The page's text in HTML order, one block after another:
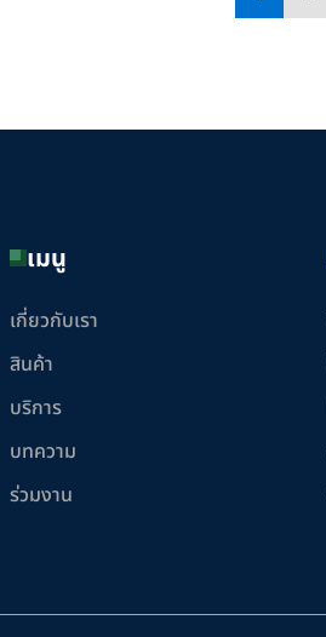
เมนู
เกี่ยวกับเรา
สินค้า
บริการ
บทความ
ร่วมงาน